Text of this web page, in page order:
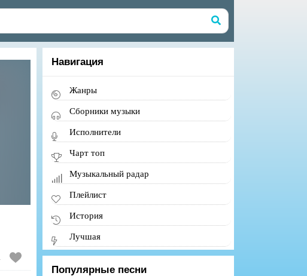
Навигация
Жанры
Сборники музыки
Исполнители
Чарт топ
Музыкальный радар
Плейлист
История
Лучшая
Популярные песни